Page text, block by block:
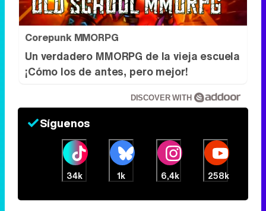
Corepunk MMORPG
Un verdadero MMORPG de la vieja escuela
¡Cómo los de antes, pero mejor!
DISCOVER WITH
Síguenos
34k 1k 6,4k 258k